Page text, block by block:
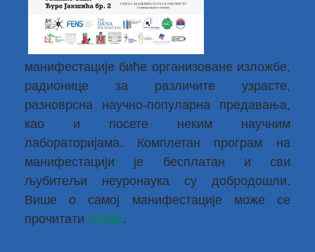
манифестације биће организоване изложбе,
радионице за различите узрасте,
разноврсна научно-популарна предавања,
као и посете неким научним
лабораторијама. Комплетан програм на
манифестацији је бесплатан и сви
љубитељи неуронаука су добродошли.
Више о самој манифестације може се
прочитати ОВДЕ.